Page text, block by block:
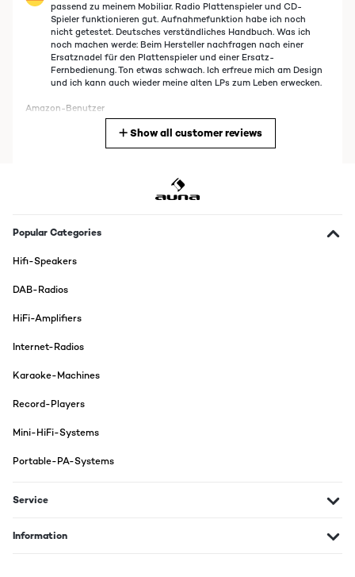
passend zu meinem Mobiliar. Radio Plattenspieler und CD-
Spieler funktionieren gut. Aufnahmefunktion habe ich noch
nicht getestet. Deutsches verständliches Handbuch. Was ich
noch machen werde: Beim Hersteller nachfragen nach einer
Ersatznadel für den Plattenspieler und einer Ersatz-
Fernbedienung. Ton etwas schwach. Ich erfreue mich am Design
und ich kann auch wieder meine alten LPs zum Leben erwecken.
Amazon-Benutzer
Kassettenrecorder uns Schallplattenspieler. Die Lautsprecher
Amazon-Benutzer
Translate
Super Gerät
Amazon-Benutzer
Translate
anderen Seite aber derart gut ausgestattet ist, das man CDs
Show all customer reviews
Popular Categories
Hifi-Speakers
DAB-Radios
HiFi-Amplifiers
Internet-Radios
Karaoke-Machines
Record-Players
Mini-HiFi-Systems
Portable-PA-Systems
Service
Information